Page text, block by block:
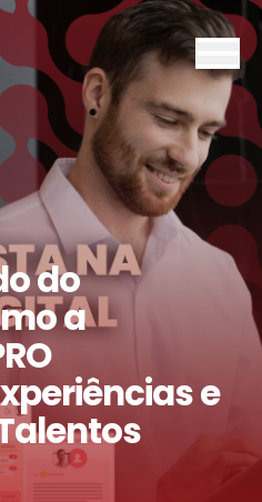
do
a
e